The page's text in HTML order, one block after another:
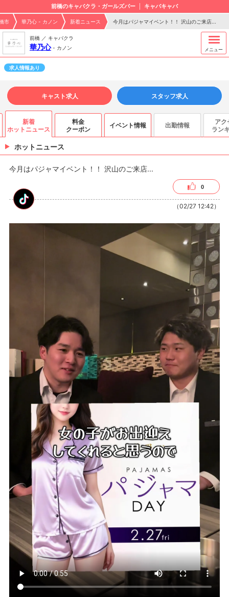
前橋のキャバクラ・ガールズバー キャバキャバ
市 華乃心 - カノン 新着ニュース 今月はパジャマイベント！！ 沢山のご来店...
前橋 ／ キャバクラ
華乃心- カノン メニュー
求人情報あり
キャスト求人 スタッフ求人
新着
ホットニュース
料金
クーポン
イベント情報 出勤情報
アク
ラン
ホットニュース
今月はパジャマイベント！！ 沢山のご来店...
0
（02/27 12:42）